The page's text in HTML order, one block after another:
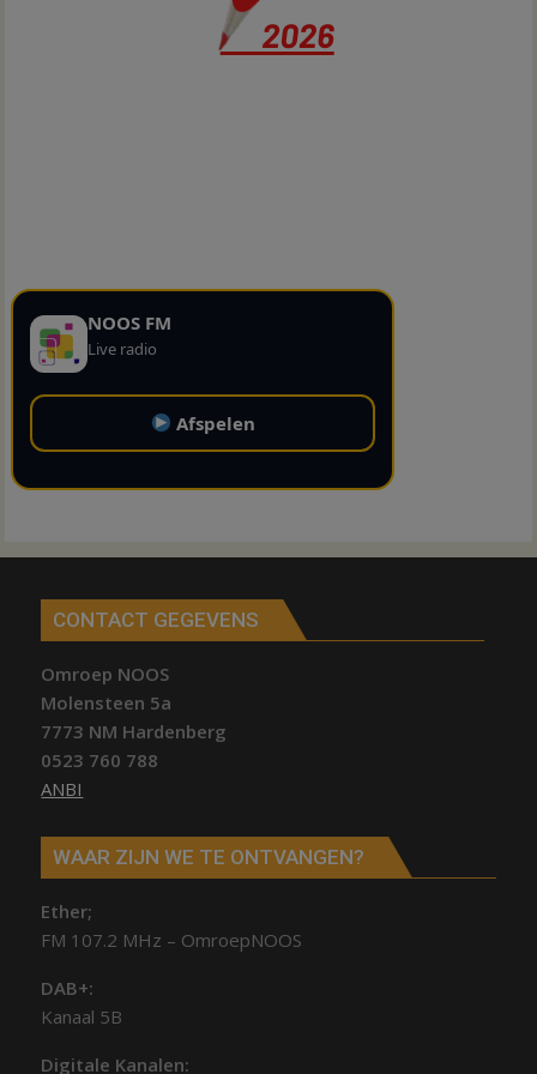
NOOS FM
Live radio
Afspelen
CONTACT GEGEVENS
Omroep NOOS
Molensteen 5a
7773 NM Hardenberg
0523 760 788
ANBI
WAAR ZIJN WE TE ONTVANGEN?
Ether;
FM 107.2 MHz – OmroepNOOS
DAB+:
Kanaal 5B
Digitale Kanalen: